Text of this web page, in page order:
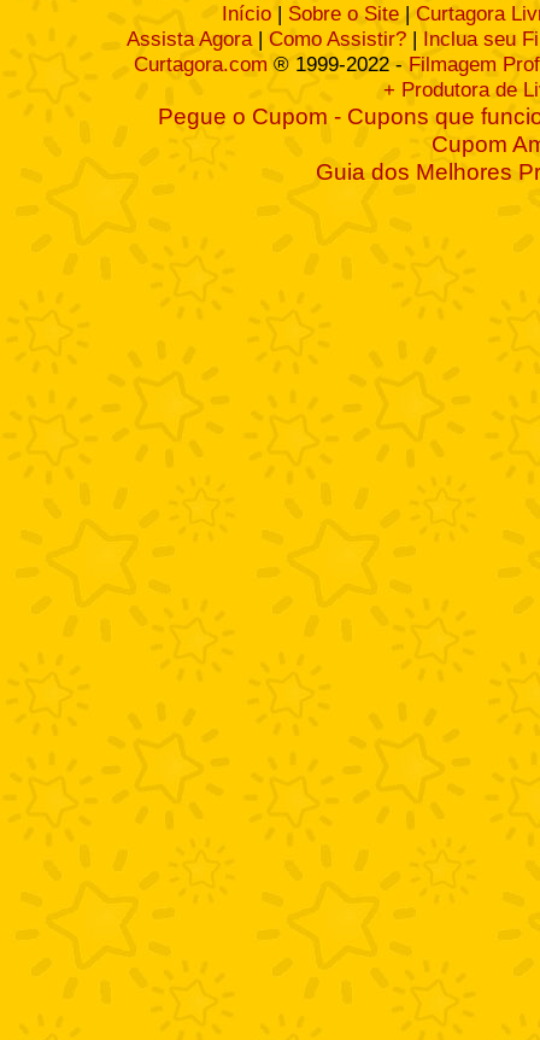
Início | Sobre o Site | Curtagora
Assista Agora| Como Assistir? | Inclua seu
Curtagora.com ® 1999-2022 - Filmagem
+ Produtora de
Pegue o Cupom - Cupons que
Cupom
Guia dos Melhores